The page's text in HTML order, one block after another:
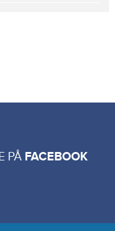
PÅ FACEBOOK